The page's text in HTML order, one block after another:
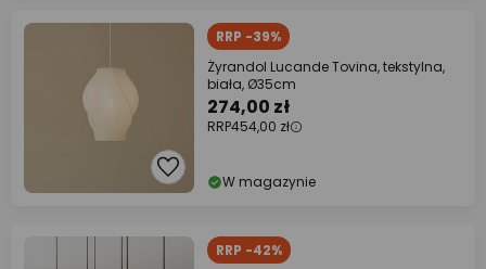
RRP -39%
Żyrandol Lucande Tovina, tekstylna,
biała, Ø35cm
274,00 zł
RRP454,00 zł
W magazynie
RRP -42%